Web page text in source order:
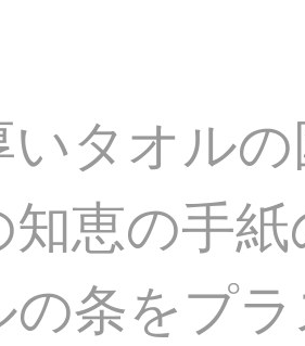
タオル
恵の手
条をプ